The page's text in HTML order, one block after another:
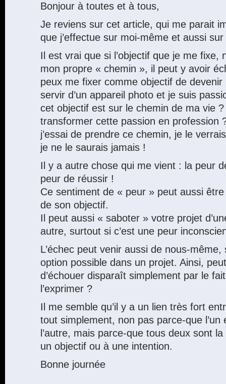
Bonjour à toutes et à tous,
Je reviens sur cet article, qui me parait
que j’effectue sur moi-même et aussi
Il est vrai que si l’objectif que je me fixe,
mon propre « chemin », il peut y avoir
peux me fixer comme objectif de
servir d’un appareil photo et je suis
cet objectif est sur le chemin de ma vie
transformer cette passion en profession
j’essai de prendre ce chemin, je le
je ne le saurais jamais !
Il y a autre chose qui me vient : la peur
peur de réussir !
Ce sentiment de « peur » peut aussi
de son objectif.
Il peut aussi « saboter » votre projet
autre, surtout si c’est une peur
L’échec peut venir aussi de nous-même,
option possible dans un projet. Ainsi,
d’échouer disparaît simplement par le
l’exprimer ?
Il me semble qu’il y a un lien très fort
tout simplement, non pas parce-que l’un
l’autre, mais parce-que tous deux sont
un objectif ou à une intention.
Bonne journée